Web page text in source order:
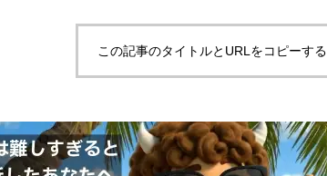
この記事のタイトルとURLをコピーする